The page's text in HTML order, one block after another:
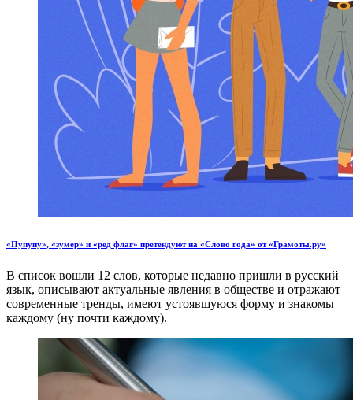
«Пупупу», «зумер» и «ред флаг» претендуют на «Слово года» от «Грамоты.ру»
В список вошли 12 слов, которые недавно пришли в русский
язык, описывают актуальные явления в обществе и отражают
современные тренды, имеют устоявшуюся форму и знакомы
каждому (ну почти каждому).